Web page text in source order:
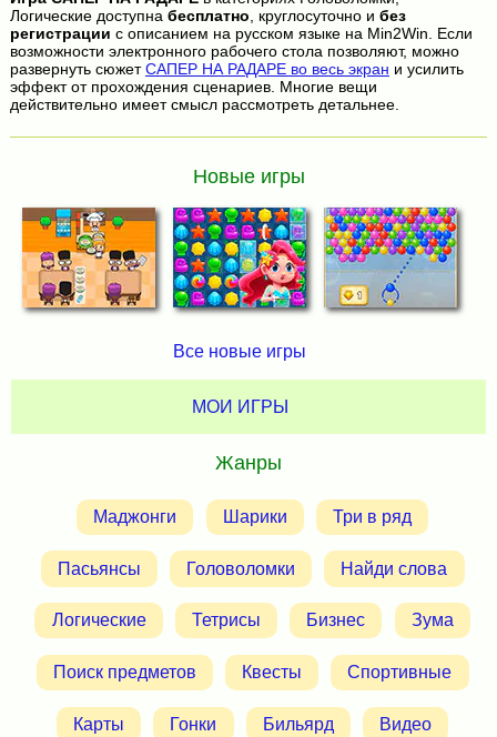
Логические доступна бесплатно , круглосуточно и без
регистрации с описанием на русском языке на Min2Win. Если
возможности электронного рабочего стола позволяют, можно
развернуть сюжетСАПЕР НА РАДАРЕ во весь экран и усилить
эффект от прохождения сценариев. Многие вещи
действительно имеет смысл рассмотреть детальнее.
Новые игры
Все новые игры
МОИ ИГРЫ
Жанры
Маджонги Шарики Три в ряд
Пасьянсы Головоломки Найди слова
Логические Тетрисы Бизнес Зума
Поиск предметов Квесты Спортивные
Карты Гонки Бильярд Видео